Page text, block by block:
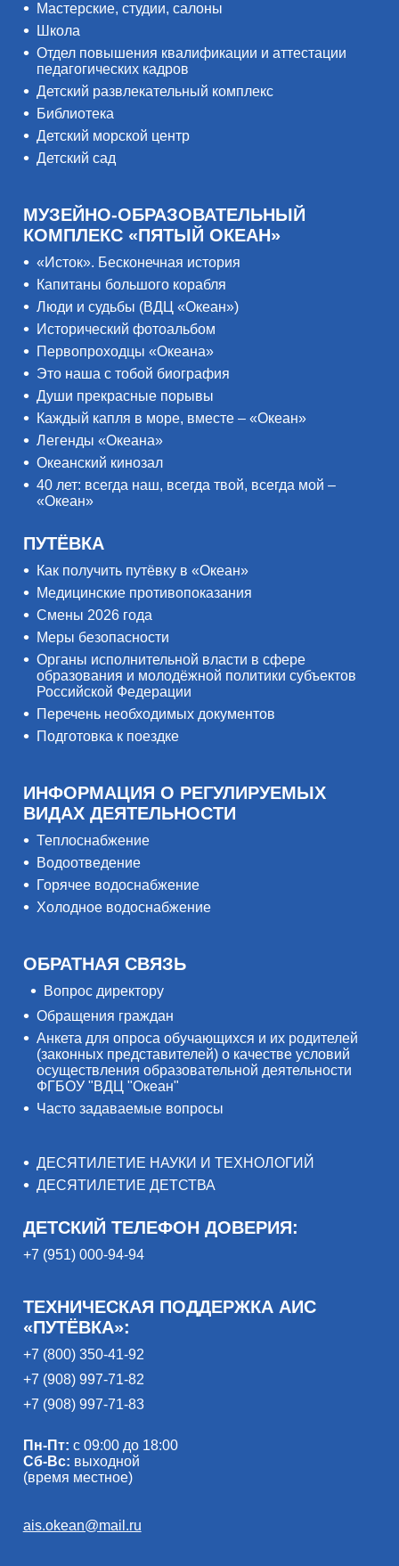
Мастерские, студии, салоны
Школа
Отдел повышения квалификации и аттестации
педагогических кадров
Детский развлекательный комплекс
Библиотека
Детский морской центр
Детский сад
МУЗЕЙНО-ОБРАЗОВАТЕЛЬНЫЙ
КОМПЛЕКС «ПЯТЫЙ ОКЕАН»
«Исток». Бесконечная история
Капитаны большого корабля
Люди и судьбы (ВДЦ «Океан»)
Исторический фотоальбом
Первопроходцы «Океана»
Это наша с тобой биография
Души прекрасные порывы
Каждый капля в море, вместе – «Океан»
Легенды «Океана»
Океанский кинозал
40 лет: всегда наш, всегда твой, всегда мой –
«Океан»
ПУТЁВКА
Как получить путёвку в «Океан»
Медицинские противопоказания
Смены 2026 года
Меры безопасности
Органы исполнительной власти в сфере
образования и молодёжной политики субъектов
Российской Федерации
Перечень необходимых документов
Подготовка к поездке
ИНФОРМАЦИЯ О РЕГУЛИРУЕМЫХ
ВИДАХ ДЕЯТЕЛЬНОСТИ
Теплоснабжение
Водоотведение
Горячее водоснабжение
Холодное водоснабжение
ОБРАТНАЯ СВЯЗЬ
Вопрос директору
Обращения граждан
Анкета для опроса обучающихся и их родителей
(законных представителей) о качестве условий
осуществления образовательной деятельности
ФГБОУ "ВДЦ "Океан"
Часто задаваемые вопросы
ДЕСЯТИЛЕТИЕ НАУКИ И ТЕХНОЛОГИЙ
ДЕСЯТИЛЕТИЕ ДЕТСТВА
ДЕТСКИЙ ТЕЛЕФОН ДОВЕРИЯ:
+7 (951) 000-94-94
ТЕХНИЧЕСКАЯ ПОДДЕРЖКА АИС
«ПУТЁВКА»:
+7 (800) 350-41-92
+7 (908) 997-71-82
+7 (908) 997-71-83
Пн-Пт: с 09:00 до 18:00
Сб-Вс: выходной
(время местное)
ais.okean@mail.ru